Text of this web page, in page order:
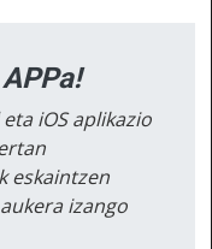
iOS aplikazio
eskaintzen
izango